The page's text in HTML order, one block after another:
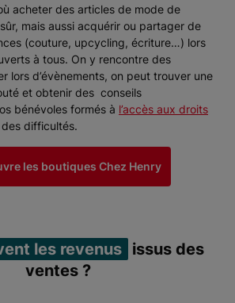
acheter des articles de mode de
mais aussi acquérir ou partager de
(couture, upcycling, écriture…) lors
à tous. On y rencontre des
lors d’évènements, on peut trouver une
et obtenir des conseils
bénévoles formés à l’accès aux droits
des difficultés.
les boutiques Chez Henry
les revenus issus des
ventes ?